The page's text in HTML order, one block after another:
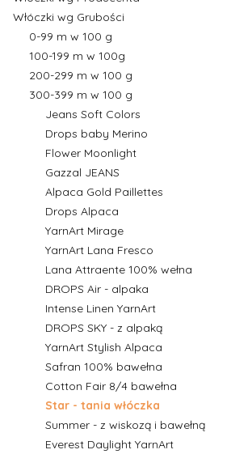
Włóczki wg Grubości
0-99 m w 100 g
100-199 m w 100g
200-299 m w 100 g
300-399 m w 100 g
Jeans Soft Colors
Drops baby Merino
Flower Moonlight
Gazzal JEANS
Alpaca Gold Paillettes
Drops Alpaca
YarnArt Mirage
YarnArt Lana Fresco
Lana Attraente 100% wełna
DROPS Air - alpaka
Intense Linen YarnArt
DROPS SKY - z alpaką
YarnArt Stylish Alpaca
Safran 100% bawełna
Cotton Fair 8/4 bawełna
Star - tania włóczka
Summer - z wiskozą i bawełną
Everest Daylight YarnArt